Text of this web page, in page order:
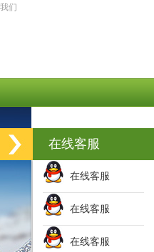
们
在线客服
在线客服
在线客服
在线客服